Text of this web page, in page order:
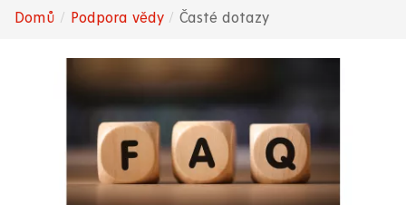
navigace
Domů Podpora vědy Časté dotazy